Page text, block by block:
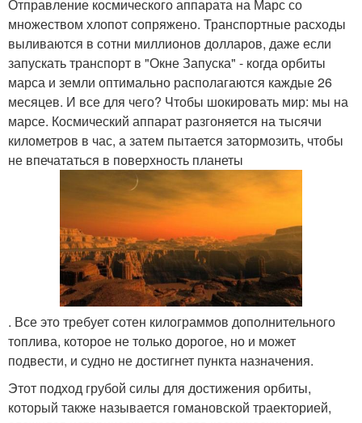
Отправление космического аппарата на Марс со
множеством хлопот сопряжено. Транспортные расходы
выливаются в сотни миллионов долларов, даже если
запускать транспорт в "Окне Запуска" - когда орбиты
марса и земли оптимально располагаются каждые 26
месяцев. И все для чего? Чтобы шокировать мир: мы на
марсе. Космический аппарат разгоняется на тысячи
километров в час, а затем пытается затормозить, чтобы
не впечататься в поверхность планеты
. Все это требует сотен килограммов дополнительного
топлива, которое не только дорогое, но и может
подвести, и судно не достигнет пункта назначения.
Этот подход грубой силы для достижения орбиты,
который также называется гомановской траекторией,